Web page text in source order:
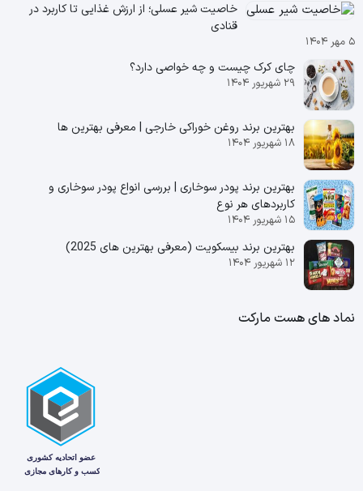
خاصیت شیر عسلی؛ از ارزش غذایی تا کاربرد در
قنادی
۵ مهر ۱۴۰۴
چای کرک چیست و چه خواصی دارد؟
۲۹ شهریور ۱۴۰۴
بهترین برند روغن خوراکی خارجی | معرفی بهترین ها
۱۸ شهریور ۱۴۰۴
بهترین برند پودر سوخاری | بررسی انواع پودر سوخاری و
کاربردهای هر نوع
۱۵ شهریور ۱۴۰۴
بهترین برند بیسکویت (معرفی بهترین‌ های 2025)
۱۲ شهریور ۱۴۰۴
نماد های هست مارکت